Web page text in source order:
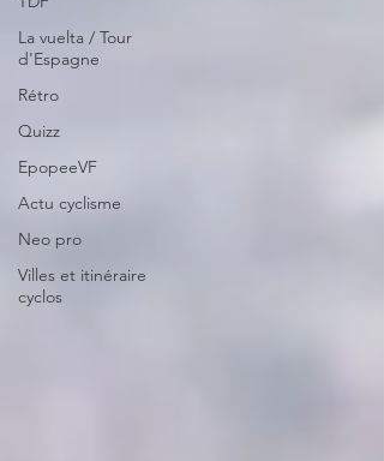
La vuelta / Tour
d'Espagne
Rétro
Quizz
EpopeeVF
Actu cyclisme
Neo pro
Villes et itinéraire
cyclos